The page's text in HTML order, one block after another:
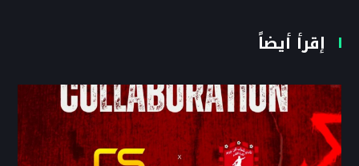
إقرأ أيضاً